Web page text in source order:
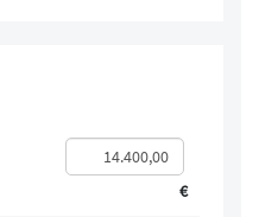
€